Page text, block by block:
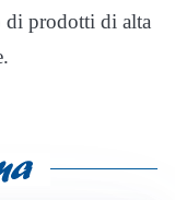
di prodotti di alta